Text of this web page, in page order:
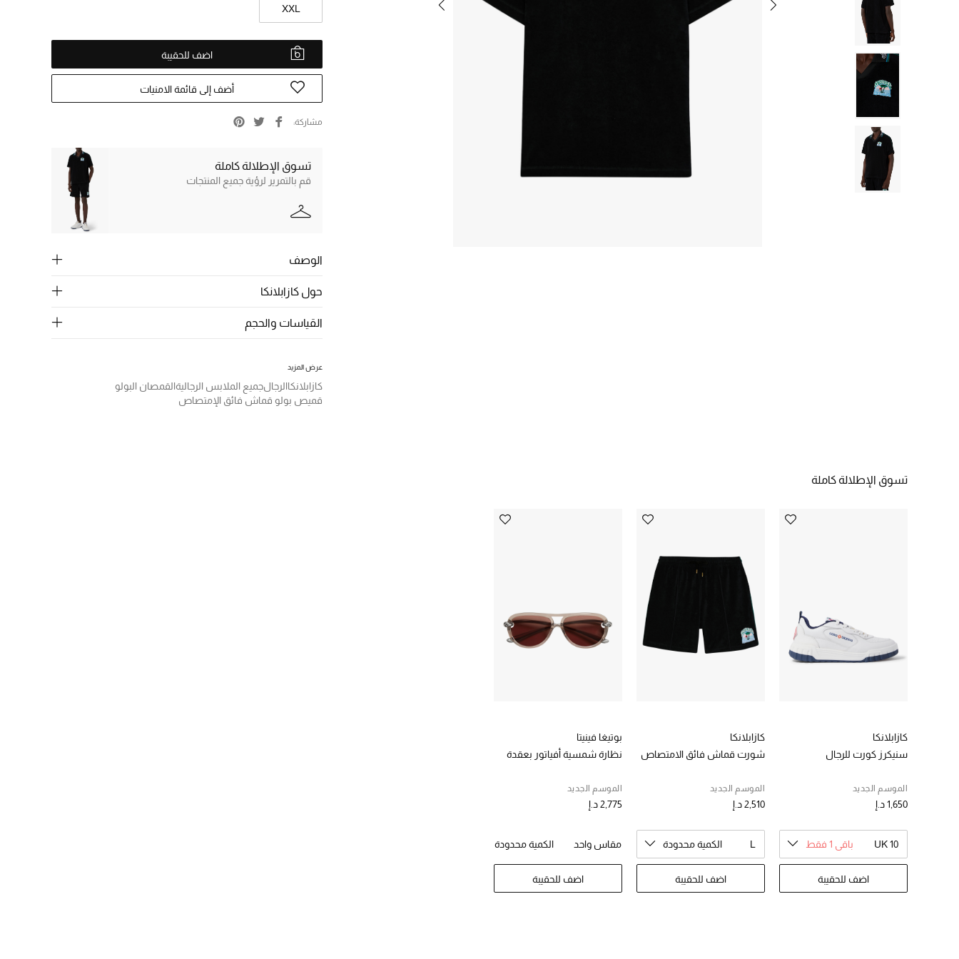
XXL
اضف للحقيبة
أضف إلى قائمة الامنيات
مشاركة
تسوق الإطلالة كاملة
قم بالتمرير لرؤية جميع المنتجات
الوصف
حول كازابلانكا
القياسات والحجم
عرض المزيد
كازابلانكاالرجالجميع الملابس الرجاليةالقمصان البولو
قميص بولو قماش فائق الإمتصاص
تسوق الإطلالة كاملة
كازابلانكا
سنيكرز كورت للرجال
الموسم الجديد
1,650 د.إ
UK 10 باقي 1 فقط
اضف للحقيبة
كازابلانكا
شورت قماش فائق الامتصاص
الموسم الجديد
2,510 د.إ
L الكمية محدودة
اضف للحقيبة
بوتيغا فينيتا
نظارة شمسية أفياتور بعقدة
الموسم الجديد
2,775 د.إ
مقاس واحد الكمية محدودة
اضف للحقيبة